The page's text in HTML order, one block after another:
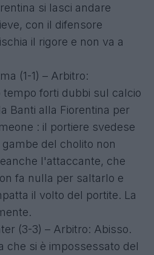
si lasci andare
con il difensore
il rigore e non va a
(1-1) – Arbitro:
forti dubbi sul calcio
Banti alla Fiorentina per
: il portiere svedese
del cholito non
l'attaccante, che
fa nulla per saltarlo e
il volto del portite. La
(3-3) – Arbitro: Abisso.
che si è impossessato del